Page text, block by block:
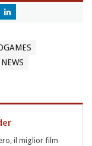
il miglior film